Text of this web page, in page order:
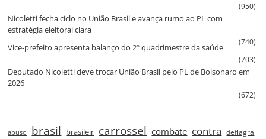
(950)
Nicoletti fecha ciclo no União Brasil e avança rumo ao PL com
estratégia eleitoral clara
(740)
Vice‑prefeito apresenta balanço do 2º quadrimestre da saúde
(703)
Deputado Nicoletti deve trocar União Brasil pelo PL de Bolsonaro em
2026
(672)
abuso brasil brasileir carrossel combate contra deflagra